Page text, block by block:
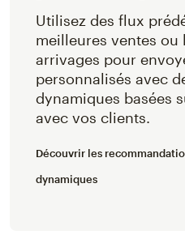
Utilisez des flux
meilleures ventes ou
arrivages pour
personnalisés avec
dynamiques basées
avec vos clients.
Découvrir les
dynamiques